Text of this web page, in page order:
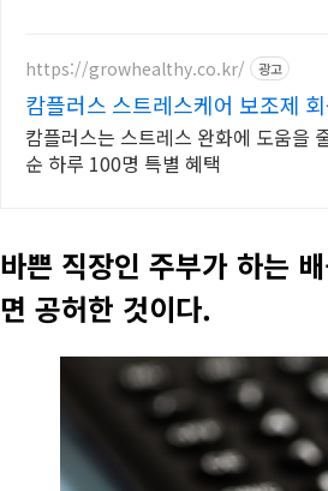
https://growhealthy.co.kr/ 광고
캄플러스 스트레스케어 보조제
캄플러스는 스트레스 완화에 도움을
순 하루 100명 특별 혜택
바쁜 직장인 주부가 하는
면 공허한 것이다.